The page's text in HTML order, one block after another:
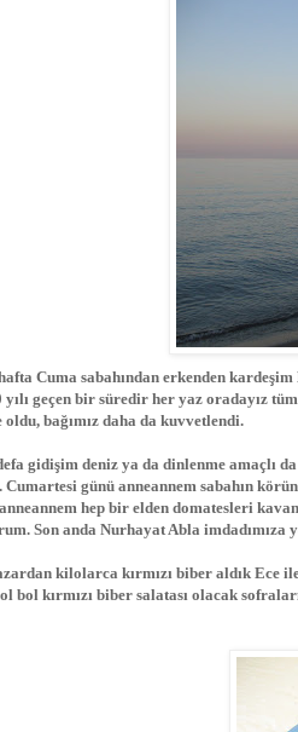
Cuma sabahından erkenden
yılı geçen bir süredir her yaz oradayız
bağımız daha da kuvvetlendi.
gidişim deniz ya da dinlenme amaçlı
Cumartesi günü anneannem sabahın
hep bir elden domatesleri
Son anda Nurhayat Abla imdadımıza
kilolarca kırmızı biber aldık Ece
bol kırmızı biber salatası olacak